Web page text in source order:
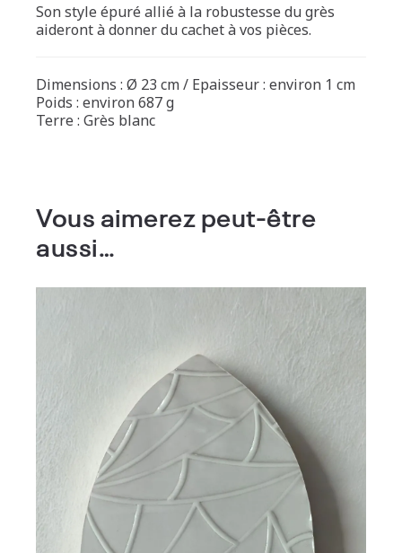
Son style épuré allié à la robustesse du grès
aideront à donner du cachet à vos pièces.
Dimensions : Ø 23 cm / Epaisseur : environ 1 cm
Poids : environ 687 g
Terre : Grès blanc
Vous aimerez peut-être
aussi…